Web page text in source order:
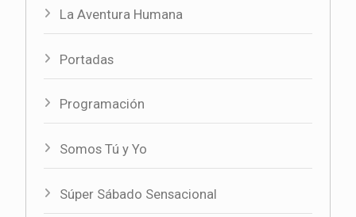
La Aventura Humana
Portadas
Programación
Somos Tú y Yo
Súper Sábado Sensacional